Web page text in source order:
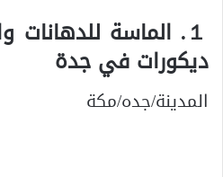
１. الماسة
ديكورات في جدة
المدينة/جده/مكة